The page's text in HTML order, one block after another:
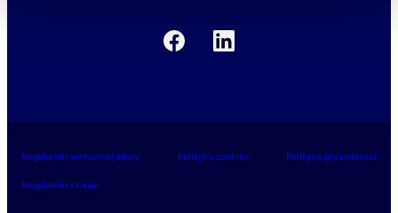
Regulamin wirtualnej klasy Polityka cookies Polityka prywatności
Regulamin sklepu